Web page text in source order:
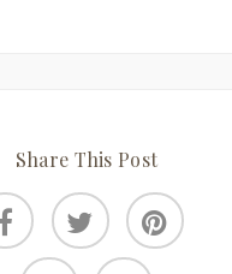
Share This Post